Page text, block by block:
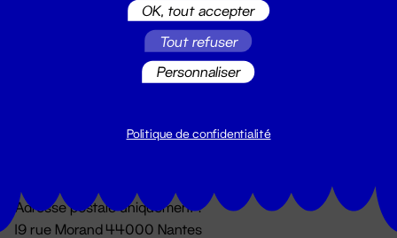
Du lundi au vendredi 14h → 18h
Adresse postale uniquement :
19 rue Morand 44000 Nantes
OK, tout accepter
Tout refuser
Personnaliser
Politique de confidentialité